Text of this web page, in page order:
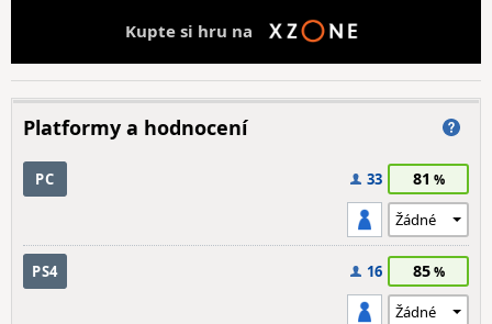
Kupte si hru na
Platformy a hodnocení
PC 33 81
PS4 16 85